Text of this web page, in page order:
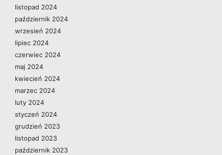
listopad 2024
październik 2024
wrzesień 2024
lipiec 2024
czerwiec 2024
maj 2024
kwiecień 2024
marzec 2024
luty 2024
styczeń 2024
grudzień 2023
listopad 2023
październik 2023